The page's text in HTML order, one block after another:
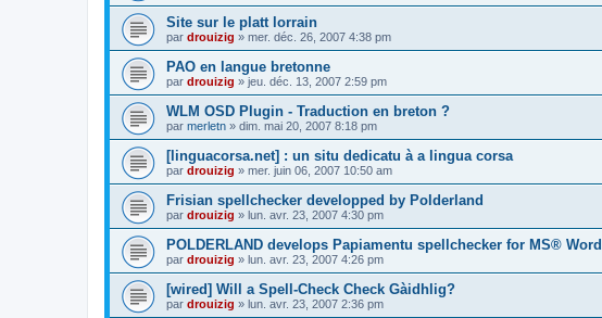
Site sur le platt lorrain
par drouizig » mer. déc. 26, 2007 4:38 pm
PAO en langue bretonne
par drouizig » jeu. déc. 13, 2007 2:59 pm
WLM OSD Plugin - Traduction en breton ?
par merletn » dim. mai 20, 2007 8:18 pm
[linguacorsa.net] : un situ dedicatu à a lingua corsa
par drouizig » mer. juin 06, 2007 10:50 am
Frisian spellchecker developped by Polderland
par drouizig » lun. avr. 23, 2007 4:30 pm
POLDERLAND develops Papiamentu spellchecker for MS® Word
par drouizig » lun. avr. 23, 2007 4:26 pm
[wired] Will a Spell-Check Check Gàidhlig?
par drouizig » lun. avr. 23, 2007 2:36 pm